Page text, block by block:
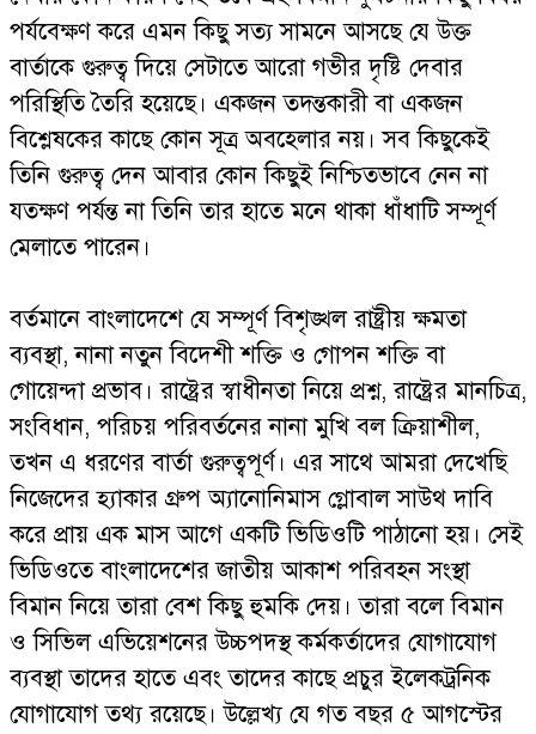
পর্যবেক্ষণ করে এমন কিছু সত্য সামনে আসছে যে উক্ত
বার্তাকে গুরুত্ব দিয়ে সেটাতে আরো গভীর দৃষ্টি দেবার
পরিস্থিতি তৈরি হয়েছে। একজন তদন্তকারী বা একজন
বিশ্লেষকের কাছে কোন সূত্র অবহেলার নয়। সব কিছুকেই
তিনি গুরুত্ব দেন আবার কোন কিছুই নিশ্চিতভাবে নেন না
যতক্ষণ পর্যন্ত না তিনি তার হাতে মনে থাকা ধাঁধাটি সম্পূর্ণ
মেলাতে পারেন।
বর্তমানে বাংলাদেশে যে সম্পূর্ণ বিশৃঙ্খল রাষ্ট্রীয় ক্ষমতা
ব্যবস্থা, নানা নতুন বিদেশী শক্তি ও গোপন শক্তি বা
গোয়েন্দা প্রভাব। রাষ্ট্রের স্বাধীনতা নিয়ে প্রশ্ন, রাষ্ট্রের মানচিত্র,
সংবিধান, পরিচয় পরিবর্তনের নানা মুখি বল ক্রিয়াশীল,
তখন এ ধরণের বার্তা গুরুত্বপূর্ণ। এর সাথে আমরা দেখেছি
নিজেদের হ্যাকার গ্রুপ অ্যানোনিমাস গ্লোবাল সাউথ দাবি
করে প্রায় এক মাস আগে একটি ভিডিওটি পাঠানো হয়। সেই
ভিডিওতে বাংলাদেশের জাতীয় আকাশ পরিবহন সংস্থা
বিমান নিয়ে তারা বেশ কিছু হুমকি দেয়। তারা বলে বিমান
ও সিভিল এভিয়েশনের উচ্চপদস্থ কর্মকর্তাদের যোগাযোগ
ব্যবস্থা তাদের হাতে এবং তাদের কাছে প্রচুর ইলেকট্রনিক
যোগাযোগ তথ্য রয়েছে। উল্লেখ্য যে গত বছর ৫ আগস্টের